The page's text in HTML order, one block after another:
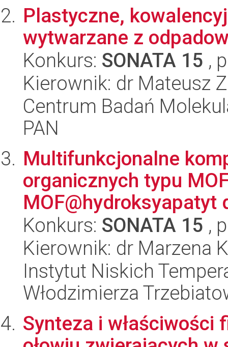
Plastyczne,
wytwarzane z
Konkurs: SONATA 15 ,
Kierownik: dr Mateusz
Centrum Badań
PAN
Multifunkcjonalne
organicznych typu
Konkurs: SONATA 15 ,
Kierownik: dr Marzena
Instytut Niskich
Włodzimierza
Synteza i właściwości